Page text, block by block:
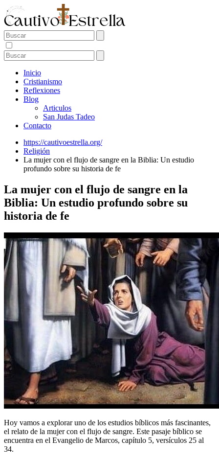
Inicio
Cristianismo
Reflexiones
Blog
Articulos
San Judas Tadeo
Contacto
https://cautivoestrella.org/
Religión
La mujer con el flujo de sangre en la Biblia: Un estudio
profundo sobre su historia de fe
La mujer con el flujo de sangre en la
Biblia: Un estudio profundo sobre su
historia de fe
Hoy vamos a explorar uno de los estudios bíblicos más fascinantes,
el relato de la mujer con el flujo de sangre. Este pasaje bíblico se
encuentra en el Evangelio de Marcos, capítulo 5, versículos 25 al
34.